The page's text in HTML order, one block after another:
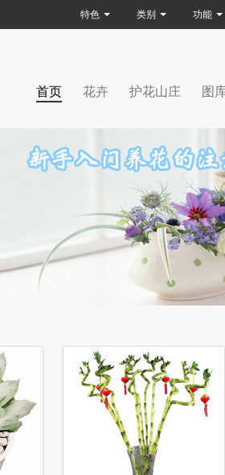
首页 花卉 护花山庄 图
特色 类别 功能